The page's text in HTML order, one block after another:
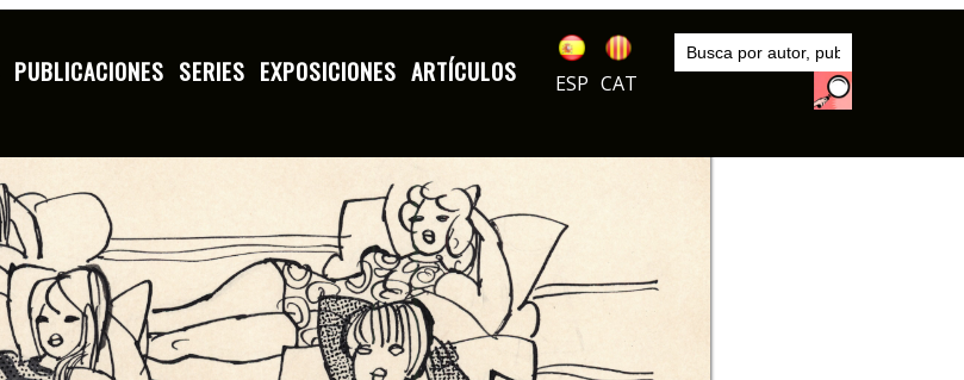
PUBLICACIONES SERIES EXPOSICIONES ARTÍCULOS ESP CAT
Exposiciones
Mingote, un clásico popular